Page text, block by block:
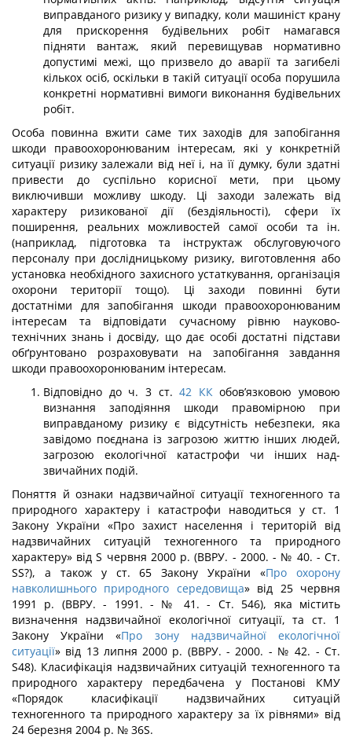
виправданого ризику у ви­падку, коли машиніст крану
для прискорення будівельних робіт намагався
підняти вантаж, який перевищував нормативно
допустимі межі, що призвело до аварії та за­гибелі
кількох осіб, оскільки в такій ситуації особа порушила
конкретні нормативні вимоги виконання будівельних
робіт.
Особа повинна вжити саме тих заходів для запобігання
шкоди правоохоронюваним інтересам, які у конкретній
ситуації ризику залежали від неї і, на її думку, були здатні
привести до суспільно корисної мети, при цьому
виключивши можливу шкоду. Ці заходи залежать від
характеру ризикованої дії (бездіяльності), сфери їх
поширення, реальних можливостей самої особи та ін.
(наприклад, підготовка та інструктаж обслуговуючого
персоналу при дослідницькому ризику, виготовлення або
установка необхідного захисно­го устаткування, організація
охорони території тощо). Ці заходи повинні бути
достатніми для запобігання шкоди правоохоронюваним
інтересам та відповідати сучасному рівню науково-
технічних знань і досвіду, що дає особі достатні підстави
обґрунтовано розрахо­вувати на запобігання завдання
шкоди правоохоронюваним інтересам.
Відповідно до ч. 3 ст. 42 ККобов’язковою умовою
визнання заподіяння шкоди правомірною при
виправданому ризику є відсутність небезпеки, яка
завідомо поєдна­на із загрозою життю інших людей,
загрозою екологічної катастрофи чи інших над­
звичайних подій.
Поняття й ознаки надзвичайної ситуації техногенного та
природного характеру і катастрофи наводиться у ст. 1
Закону України «Про захист населення і територій від
надзвичайних ситуацій техногенного та природного
характеру» від S червня 2000 р. (ВВРУ. - 2000. - № 40. - Ст.
SS?), а також у ст. 65 Закону України «Про охорону
навколишнього природного середовища» від 25 червня
1991 р. (ВВРУ. - 1991. - № 41. - Ст. 546), яка містить
визначення надзвичайної екологічної ситуації, та ст. 1
Закону України «Про зону надзвичайної екологічної
ситуації» від 13 липня 2000 р. (ВВРУ. - 2000. - № 42. - Ст.
S48). Класифікація надзвичайних ситуацій техногенно­го та
природного характеру передбачена у Постанові КМУ
«Порядок класифікації надзвичайних ситуацій
техногенного та природного характеру за їх рівнями» від
24 березня 2004 р. № 36S.